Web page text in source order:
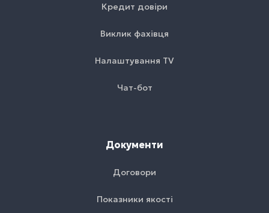
Кредит довіри
Виклик фахівця
Налаштування TV
Чат-бот
Документи
Договори
Показники якості